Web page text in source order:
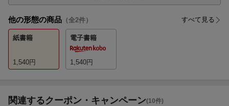
他の形態の商品 （全2件） すべて見る
紙書籍
1,540円
電子書籍
1,540円
関連するクーポン・キャンペーン(10件)